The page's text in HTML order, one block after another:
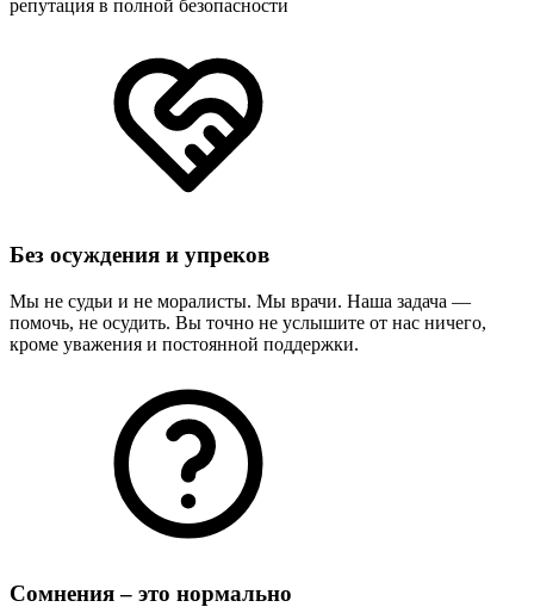
репутация в полной безопасности
Без осуждения и упреков
Мы не судьи и не моралисты. Мы врачи. Наша задача —
помочь, не осудить. Вы точно не услышите от нас ничего,
кроме уважения и постоянной поддержки.
Сомнения – это нормально